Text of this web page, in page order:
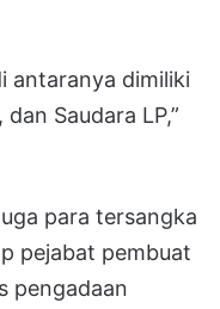
antaranya dimiliki
Saudara LP,”
para tersangka
pejabat pembuat
pengadaan